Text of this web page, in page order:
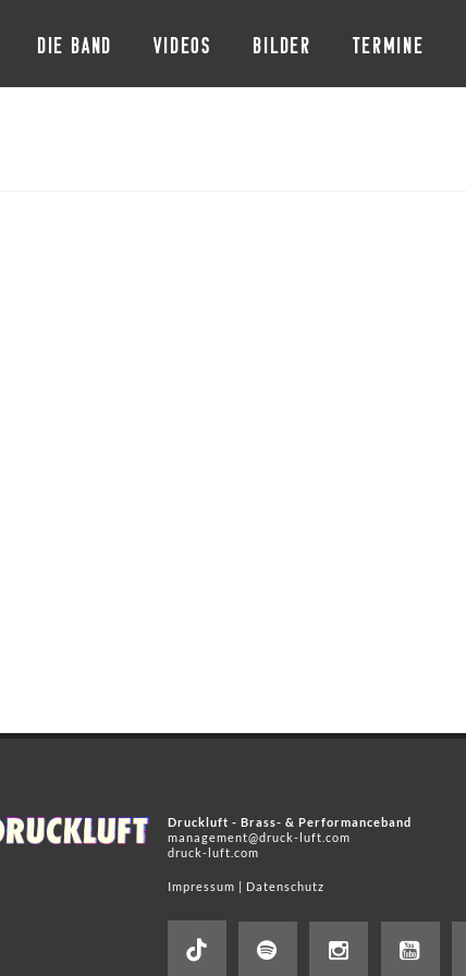
DIE BAND VIDEOS BILDER TERMINE
Druckluft - Brass- & Performanceband
management@druck-luft.com
druck-luft.com
Impressum | Datenschutz